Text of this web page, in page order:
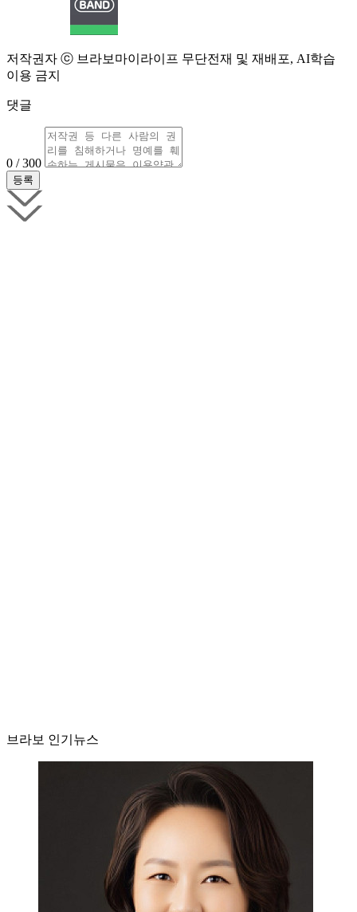
저작권자 ⓒ 브라보마이라이프 무단전재 및 재배포, AI학습
이용 금지
댓글
0 / 300
브라보 인기뉴스